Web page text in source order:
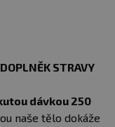
STRAVY
dávkou 250
naše tělo dokáže